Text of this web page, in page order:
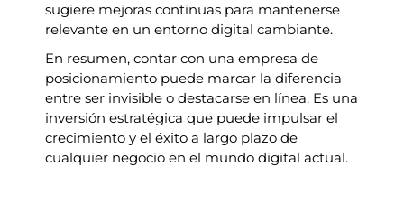
sugiere mejoras continuas para mantenerse
relevante en un entorno digital cambiante.
En resumen, contar con una empresa de
posicionamiento puede marcar la diferencia
entre ser invisible o destacarse en línea. Es una
inversión estratégica que puede impulsar el
crecimiento y el éxito a largo plazo de
cualquier negocio en el mundo digital actual.